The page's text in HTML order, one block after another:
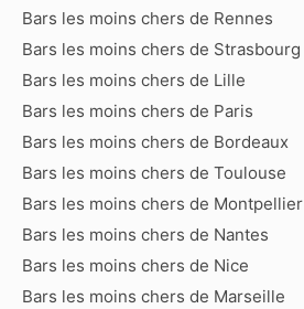
Bars les moins chers de Rennes
Bars les moins chers de Strasbourg
Bars les moins chers de Lille
Bars les moins chers de Paris
Bars les moins chers de Bordeaux
Bars les moins chers de Toulouse
Bars les moins chers de Montpellier
Bars les moins chers de Nantes
Bars les moins chers de Nice
Bars les moins chers de Marseille